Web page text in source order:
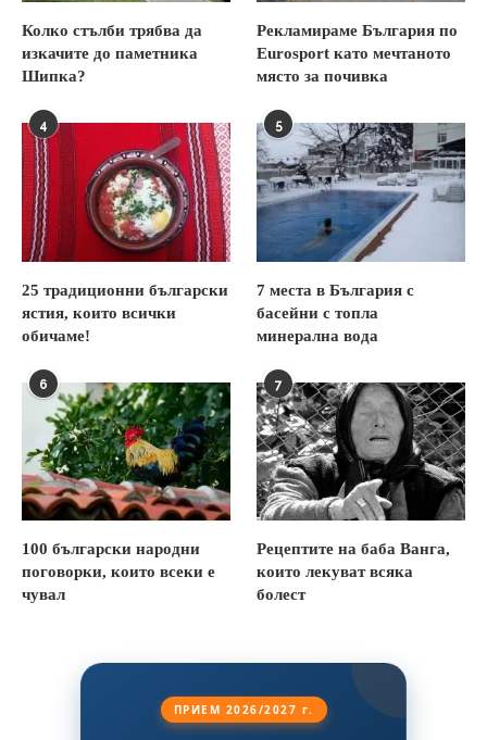
Колко стълби трябва да
изкачите до паметника
Шипка?
Рекламираме България по
Eurosport като мечтаното
място за почивка
4
25 традиционни български
ястия, които всички
обичаме!
5
7 места в България с
басейни с топла
минерална вода
6
100 български народни
поговорки, които всеки е
чувал
7
Рецептите на баба Ванга,
които лекуват всяка
болест
ПРИЕМ 2026/2027 г.